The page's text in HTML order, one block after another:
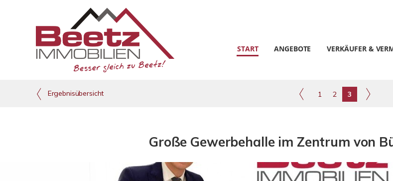
START ANGEBOTE VERKÄUFER &
Ergebnisübersicht 1 2 3
Große Gewerbehalle im Zentrum von